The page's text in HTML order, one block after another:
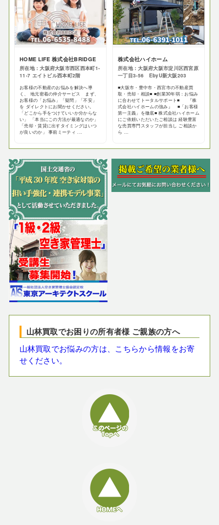
HOME LIFE 株式会社BRIDGE
所在地：大阪府大阪市西区西本町1-
11-7 エイトビル西本町2階
お客様の不動産のお悩みを解決へ導
く、 地元密着の仲介サービス まず、
お客様の「お悩み」「疑問」「不安」
を ダイレクトにお聞かせください。
「どこから手をつけていいか分からな
い」 「本当にこの方法が最適なのか」
「売却・賃貸に出すタイミングはいつ
が良いのか」 事前ミーティ ...
株式会社ハイホーム
所在地：大阪府大阪市淀川区西宮原
一丁目3-56 EbyU新大阪203
■大阪市・豊中市・西宮市の不動産買
取・売却・相談■ ■創業30年弱：お悩み
に合わせてトータルサポート■ 『株
式会社ハイホームの強み』 ■「お客様
第一主義」を徹底■ 株式会社ハイホーム
にご依頼いただいたご相談は 経験豊富
な売買専門スタッフが担当し ご相談か
ら ...
山林買取でお困りの所有者様 ご親族の方へ
山林買取でお悩みの方は、こちらから情報をお寄
せください。